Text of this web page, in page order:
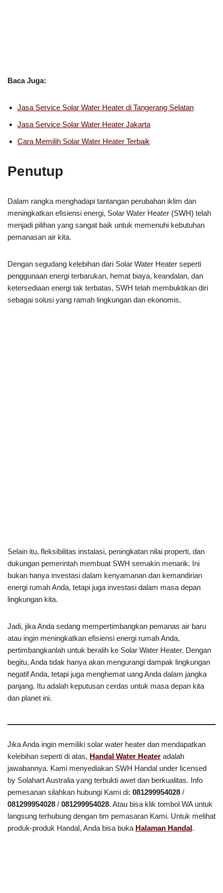
Baca Juga:
Jasa Service Solar Water Heater di Tangerang Selatan
Jasa Service Solar Water Heater Jakarta
Cara Memilih Solar Water Heater Terbaik
Penutup
Dalam rangka menghadapi tantangan perubahan iklim dan
meningkatkan efisiensi energi, Solar Water Heater (SWH) telah
menjadi pilihan yang sangat baik untuk memenuhi kebutuhan
pemanasan air kita.
Dengan segudang kelebihan dari Solar Water Heater seperti
penggunaan energi terbarukan, hemat biaya, keandalan, dan
ketersediaan energi tak terbatas, SWH telah membuktikan diri
sebagai solusi yang ramah lingkungan dan ekonomis.
Selain itu, fleksibilitas instalasi, peningkatan nilai properti, dan
dukungan pemerintah membuat SWH semakin menarik. Ini
bukan hanya investasi dalam kenyamanan dan kemandirian
energi rumah Anda, tetapi juga investasi dalam masa depan
lingkungan kita.
Jadi, jika Anda sedang mempertimbangkan pemanas air baru
atau ingin meningkatkan efisiensi energi rumah Anda,
pertimbangkanlah untuk beralih ke Solar Water Heater. Dengan
begitu, Anda tidak hanya akan mengurangi dampak lingkungan
negatif Anda, tetapi juga menghemat uang Anda dalam jangka
panjang. Itu adalah keputusan cerdas untuk masa depan kita
dan planet ini.
Jika Anda ingin memiliki solar water heater dan mendapatkan
kelebihan seperti di atas, Handal Water Heater adalah
jawabannya. Kami menyediakan SWH Handal under licensed
by Solahart Australia yang terbukti awet dan berkualitas. Info
pemesanan silahkan hubungi Kami di: 081299954028 /
081299954028 / 081299954028. Atau bisa klik tombol WA untuk
langsung terhubung dengan tim pemasaran Kami. Untuk melihat
produk-produk Handal, Anda bisa buka Halaman Handal.